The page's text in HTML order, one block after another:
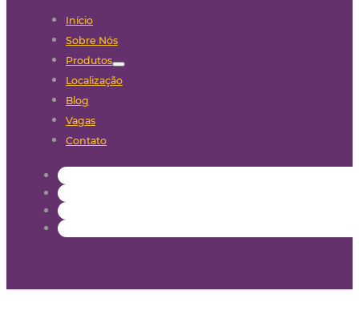
Início
Sobre Nós
Produtos
Localização
Blog
Vagas
Contato